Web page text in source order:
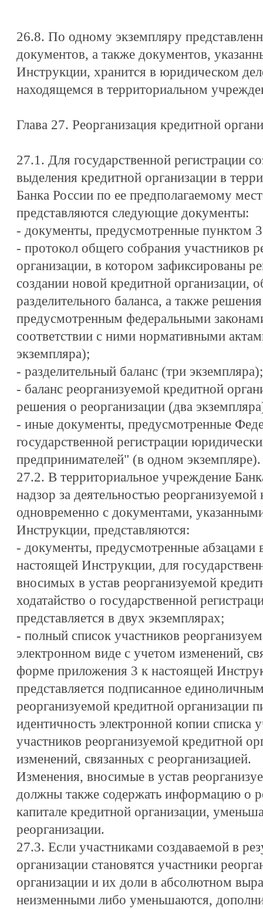
26.8. По одному экземпляру
документов, а также документов,
Инструкции, хранится в юридическом
находящемся в территориальном
Глава 27. Реорганизация кредитной
27.1. Для государственной регистрации
выделения кредитной организации в
Банка России по ее предполагаемому
представляются следующие документы:
- документы, предусмотренные пунктом
- протокол общего собрания участников
организации, в котором зафиксированы
создании новой кредитной организации,
разделительного баланса, а также
предусмотренным федеральными
соответствии с ними нормативными
экземпляра);
- разделительный баланс (три экземпляра);
- баланс реорганизуемой кредитной
решения о реорганизации (два
- иные документы, предусмотренные
государственной регистрации
предпринимателей" (в одном экземпляре).
27.2. В территориальное учреждение
надзор за деятельностью
одновременно с документами,
Инструкции, представляются:
- документы, предусмотренные
настоящей Инструкции, для
вносимых в устав реорганизуемой
ходатайство о государственной
представляется в двух экземплярах;
- полный список участников
электронном виде с учетом изменений,
форме приложения 3 к настоящей
представляется подписанное
реорганизуемой кредитной организации
идентичность электронной копии списка
участников реорганизуемой кредитной
изменений, связанных с реорганизацией.
Изменения, вносимые в устав
должны также содержать информацию о
капитале кредитной организации,
реорганизации.
27.3. Если участниками создаваемой в
организации становятся участники
организации и их доли в абсолютном
неизменными либо уменьшаются,